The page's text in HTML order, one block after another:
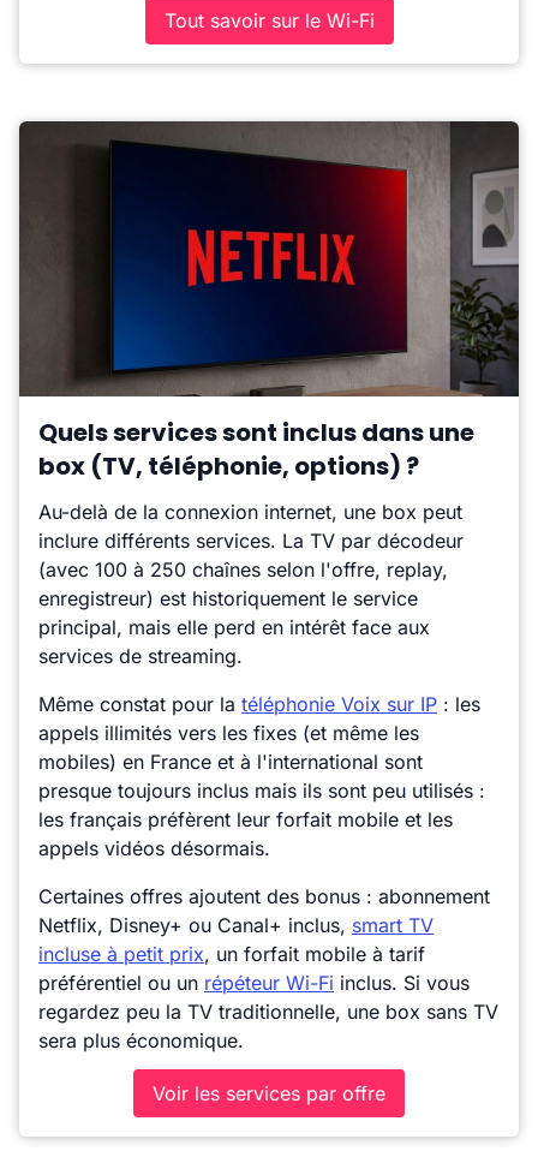
Tout savoir sur le Wi-Fi
Quels services sont inclus dans une
box (TV, téléphonie, options) ?
Au-delà de la connexion internet, une box peut
inclure différents services. La TV par décodeur
(avec 100 à 250 chaînes selon l'offre, replay,
enregistreur) est historiquement le service
principal, mais elle perd en intérêt face aux
services de streaming.
Même constat pour la téléphonie Voix sur IP : les
appels illimités vers les fixes (et même les
mobiles) en France et à l'international sont
presque toujours inclus mais ils sont peu utilisés :
les français préfèrent leur forfait mobile et les
appels vidéos désormais.
Certaines offres ajoutent des bonus : abonnement
Netflix, Disney+ ou Canal+ inclus, smart TV
incluse à petit prix, un forfait mobile à tarif
préférentiel ou un répéteur Wi-Fi inclus. Si vous
regardez peu la TV traditionnelle, une box sans TV
sera plus économique.
Voir les services par offre